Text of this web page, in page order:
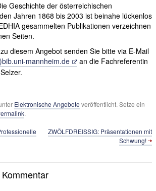
Geschichte der österreichischen
Jahren 1868 bis 2003 ist beinahe lückenlos
gesammelten Publikationen verzeichnen
Seiten.
diesem Angebot senden Sie bitte via E-Mail
mannheim.de
an die Fachreferentin
Elektronische Angebote veröffentlicht. Setze ein
.
ZWÖLFDREISSIG: Präsentationen mit
Schwung!